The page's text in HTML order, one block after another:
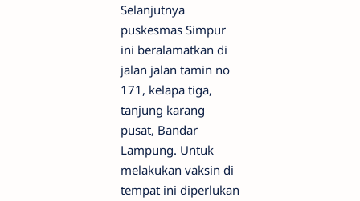
Selanjutnya
puskesmas Simpur
ini beralamatkan di
jalan jalan tamin no
171, kelapa tiga,
tanjung karang
pusat, Bandar
Lampung. Untuk
melakukan vaksin di
tempat ini diperlukan